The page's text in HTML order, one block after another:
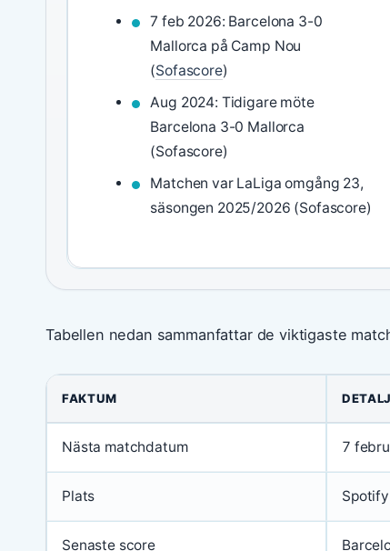
7 feb 2026: Barcelona 3-0
Mallorca på Camp Nou
(Sofascore)
Aug 2024: Tidigare möte
Barcelona 3-0 Mallorca
(Sofascore)
Matchen var LaLiga omgång 23,
säsongen 2025/2026 (Sofascore)
Tabellen nedan sammanfattar de viktigaste
FAKTUM
Nästa matchdatum 7
Plats
Senaste score